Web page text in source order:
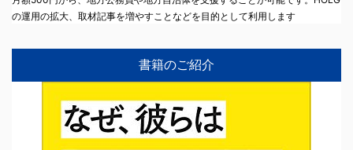
の運用の拡大、取材記事を増やすことなどを目的として利用します
書籍のご紹介